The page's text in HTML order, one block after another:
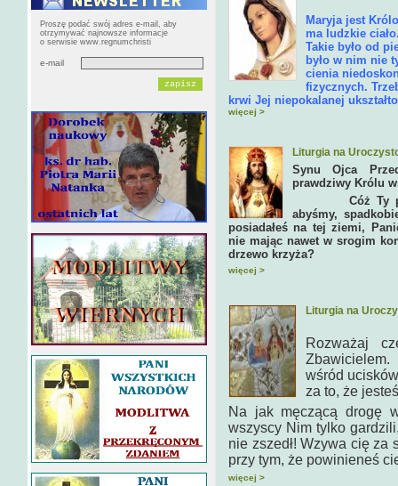
Proszę podać swój adres e-mail, aby
otrzymywać najnowsze informacje
o serwisie www.regnumchristi
e-mail
Maryja jest
ma ludzkie
Takie było od
było w nim nie
cienia
fizycznych.
krwi Jej niepokalanej
więcej >
Liturgia na
Synu Ojca
prawdziwy Królu
Cóż Ty
abyśmy,
posiadałeś na tej ziemi,
nie mając nawet w srogim
drzewo krzyża?
więcej >
Liturgia na
Rozważaj
wśród
za to, że
Na jak męczącą drogę
wszyscy Nim tylko
nie zszedł! Wzywa cię za
przy tym, że powinieneś
więcej >